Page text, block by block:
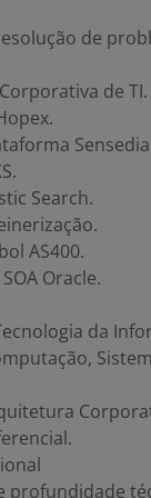
de
de TI.
Search.
AS400.
Oracle.
da
profundidade